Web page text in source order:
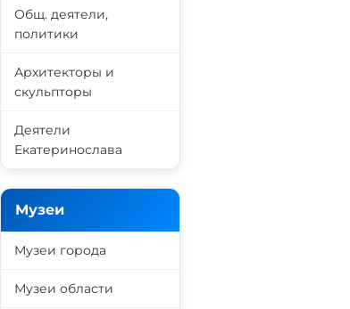
Общ. деятели,
политики
Архитекторы и
скульпторы
Деятели
Екатеринослава
Музеи
Музеи города
Музеи области